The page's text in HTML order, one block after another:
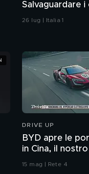
Salvaguardare i
26 lug | Italia 1
DRIVE UP
BYD apre le
in Cina, il
15 mag | Rete 4